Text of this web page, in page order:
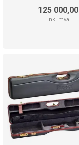
125 000,00
Ink. mva